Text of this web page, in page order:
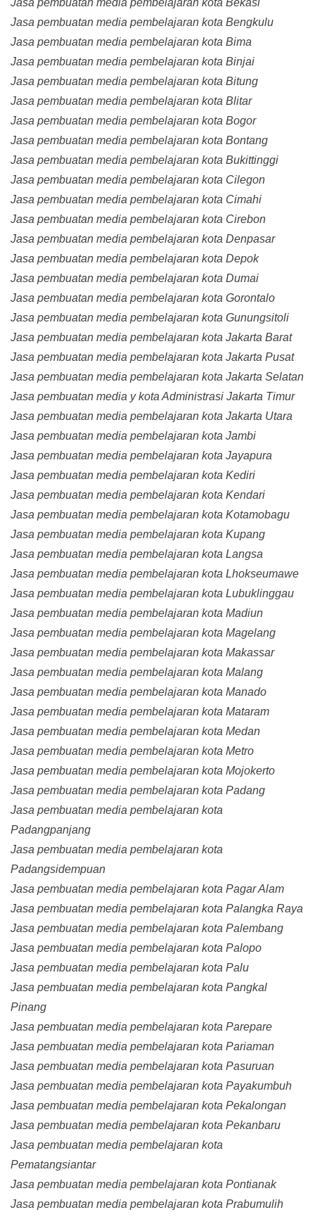
Jasa pembuatan media pembelajaran kota Bekasi
Jasa pembuatan media pembelajaran kota Bengkulu
Jasa pembuatan media pembelajaran kota Bima
Jasa pembuatan media pembelajaran kota Binjai
Jasa pembuatan media pembelajaran kota Bitung
Jasa pembuatan media pembelajaran kota Blitar
Jasa pembuatan media pembelajaran kota Bogor
Jasa pembuatan media pembelajaran kota Bontang
Jasa pembuatan media pembelajaran kota Bukittinggi
Jasa pembuatan media pembelajaran kota Cilegon
Jasa pembuatan media pembelajaran kota Cimahi
Jasa pembuatan media pembelajaran kota Cirebon
Jasa pembuatan media pembelajaran kota Denpasar
Jasa pembuatan media pembelajaran kota Depok
Jasa pembuatan media pembelajaran kota Dumai
Jasa pembuatan media pembelajaran kota Gorontalo
Jasa pembuatan media pembelajaran kota Gunungsitoli
Jasa pembuatan media pembelajaran kota Jakarta Barat
Jasa pembuatan media pembelajaran kota Jakarta Pusat
Jasa pembuatan media pembelajaran kota Jakarta Selatan
Jasa pembuatan media y kota Administrasi Jakarta Timur
Jasa pembuatan media pembelajaran kota Jakarta Utara
Jasa pembuatan media pembelajaran kota Jambi
Jasa pembuatan media pembelajaran kota Jayapura
Jasa pembuatan media pembelajaran kota Kediri
Jasa pembuatan media pembelajaran kota Kendari
Jasa pembuatan media pembelajaran kota Kotamobagu
Jasa pembuatan media pembelajaran kota Kupang
Jasa pembuatan media pembelajaran kota Langsa
Jasa pembuatan media pembelajaran kota Lhokseumawe
Jasa pembuatan media pembelajaran kota Lubuklinggau
Jasa pembuatan media pembelajaran kota Madiun
Jasa pembuatan media pembelajaran kota Magelang
Jasa pembuatan media pembelajaran kota Makassar
Jasa pembuatan media pembelajaran kota Malang
Jasa pembuatan media pembelajaran kota Manado
Jasa pembuatan media pembelajaran kota Mataram
Jasa pembuatan media pembelajaran kota Medan
Jasa pembuatan media pembelajaran kota Metro
Jasa pembuatan media pembelajaran kota Mojokerto
Jasa pembuatan media pembelajaran kota Padang
Jasa pembuatan media pembelajaran kota
Padangpanjang
Jasa pembuatan media pembelajaran kota
Padangsidempuan
Jasa pembuatan media pembelajaran kota Pagar Alam
Jasa pembuatan media pembelajaran kota Palangka Raya
Jasa pembuatan media pembelajaran kota Palembang
Jasa pembuatan media pembelajaran kota Palopo
Jasa pembuatan media pembelajaran kota Palu
Jasa pembuatan media pembelajaran kota Pangkal
Pinang
Jasa pembuatan media pembelajaran kota Parepare
Jasa pembuatan media pembelajaran kota Pariaman
Jasa pembuatan media pembelajaran kota Pasuruan
Jasa pembuatan media pembelajaran kota Payakumbuh
Jasa pembuatan media pembelajaran kota Pekalongan
Jasa pembuatan media pembelajaran kota Pekanbaru
Jasa pembuatan media pembelajaran kota
Pematangsiantar
Jasa pembuatan media pembelajaran kota Pontianak
Jasa pembuatan media pembelajaran kota Prabumulih